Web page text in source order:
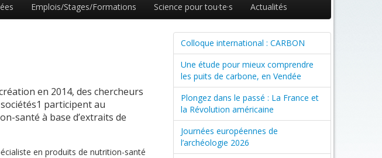
Emplois/Stages/Formations Science pour tou·te·s Actualités
en 2014, des chercheurs
participent au
santé à base d’extraits de
en produits de nutrition-santé
Colloque international : CARBON
Une étude pour mieux comprendre
les puits de carbone, en Vendée
Plongez dans le passé : La France et
la Révolution américaine
Journées européennes de
l’archéologie 2026